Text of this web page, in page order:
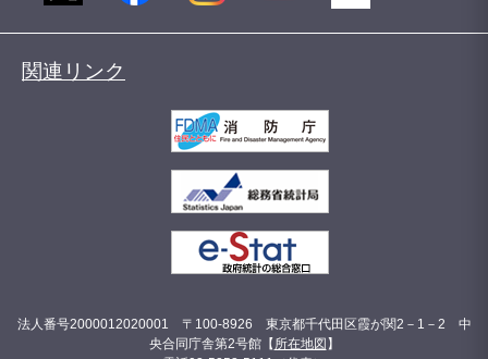
関連リンク
法人番号2000012020001 〒100-8926 東京都千代田区霞が関2－1－2 中
央合同庁舎第2号館【 所在地図 】